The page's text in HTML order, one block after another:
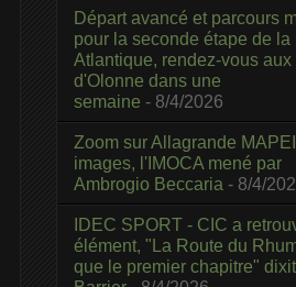
Départ avancé et parcours
pour la seconde étape de la
Atlantique, rendez-vous
d'Olonne dans une
semaine - 8/4/2026
Zoom sur Allagrande
images, l'IMOCA mené par
Ambrogio Beccaria - 8/4/
IDEC SPORT - CIC a
élément, "La Route du
que le premier chapitre"